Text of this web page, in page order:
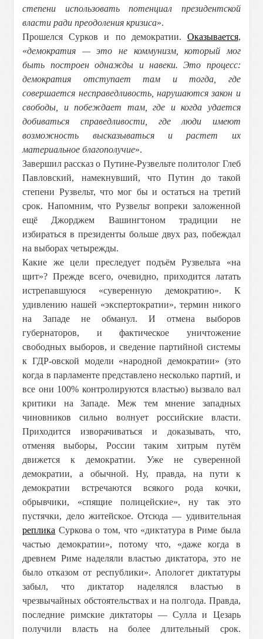
степени использовать потенциал президентской
власти ради преодоления кризиса».
Прошелся Сурков и по демократии. Оказывается,
«демократия — это не коммунизм, который мог
быть построен однажды и навеки. Это процесс:
демократия отступает там и тогда, где
совершается несправедливость, нарушаются закон и
свободы, и побеждает там, где и когда удается
добиваться справедливости, где люди имеют
возможность высказываться и растет их
материальное благополучие».
Завершил рассказ о Путине-Рузвельте политолог Глеб
Павловский, намекнувший, что Путин до такой
степени Рузвельт, что мог бы и остаться на третий
срок. Напомним, что Рузвельт вопреки заложенной
ещё Джорджем Вашингтоном традиции не
избираться в президенты больше двух раз, побеждал
на выборах четырежды.
Какие же цели преследует подъём Рузвельта «на
щит»? Прежде всего, очевидно, приходится латать
истрепавшуюся «суверенную демократию». К
удивлению нашей «экспертократии», термин никого
на Западе не обманул. И отмена выборов
губернаторов, и фактическое уничтожение
свободных выборов, и сведение партийной системы
к ГДР-овской модели «народной демократии» (это
когда в парламенте представлено несколько партий, и
все они 100% контролируются властью) вызвало вал
критики на Западе. Меж тем мнение западных
чиновников сильно волнует российские власти.
Приходится изворачиваться и доказывать, что,
отменяя выборы, России таким хитрым путём
движется к демократии. Уже не суверенной
демократии, а обычной. Ну, правда, на пути к
демократии встречаются всякого рода кочки,
обрывчики, «спящие полицейские», ну так это
пустячки, дело житейское. Отсюда — удивительная
реплика Суркова о том, что «диктатура в Риме была
частью демократии», потому что, «даже когда в
древнем Риме наделяли властью диктатора, это не
было отказом от республики». Апологет диктатуры
забыл, что диктатор наделялся властью в
чрезвычайных обстоятельствах и на полгода. Правда,
последние римские диктаторы — Сулла и Цезарь
получили власть на более длительный срок.